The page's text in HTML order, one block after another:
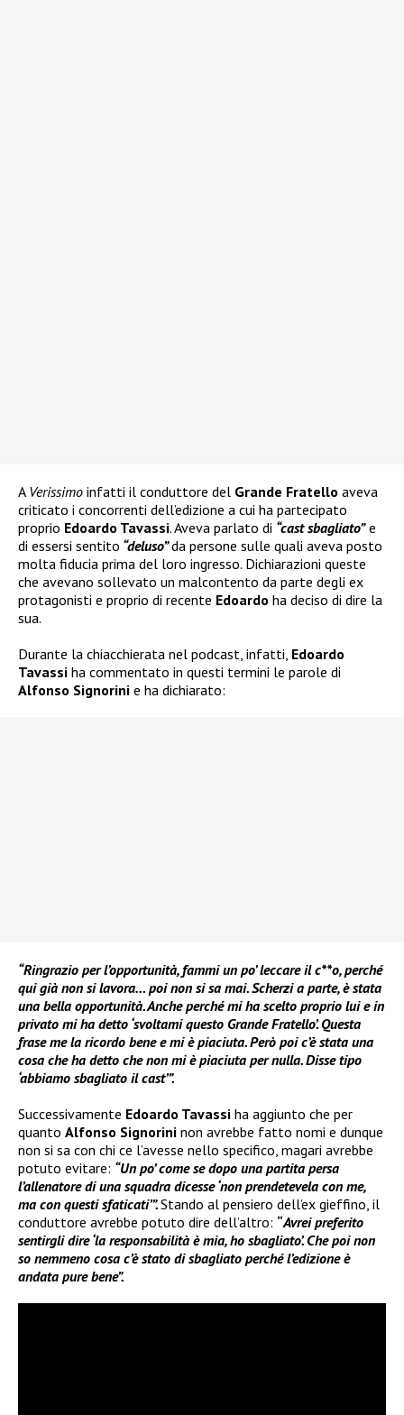
A Verissimo infatti il conduttore del Grande Fratello aveva
criticato i concorrenti dell’edizione a cui ha partecipato
proprio Edoardo Tavassi. Aveva parlato di “cast sbagliato”e
di essersi sentito “deluso”da persone sulle quali aveva posto
molta fiducia prima del loro ingresso. Dichiarazioni queste
che avevano sollevato un malcontento da parte degli ex
protagonisti e proprio di recente Edoardo ha deciso di dire la
sua.
Durante la chiacchierata nel podcast, infatti, Edoardo
Tavassi ha commentato in questi termini le parole di
Alfonso Signorini e ha dichiarato:
“Ringrazio per l’opportunità, fammi un po’ leccare il c**o, perché
qui già non si lavora… poi non si sa mai. Scherzi a parte, è stata
una bella opportunità. Anche perché mi ha scelto proprio lui e in
privato mi ha detto ‘svoltami questo Grande Fratello’. Questa
frase me la ricordo bene e mi è piaciuta. Però poi c’è stata una
cosa che ha detto che non mi è piaciuta per nulla. Disse tipo
‘abbiamo sbagliato il cast’”.
Successivamente Edoardo Tavassi ha aggiunto che per
quanto Alfonso Signorini non avrebbe fatto nomi e dunque
non si sa con chi ce l’avesse nello specifico, magari avrebbe
potuto evitare: “Un po’ come se dopo una partita persa
l’allenatore di una squadra dicesse ‘non prendetevela con me,
ma con questi sfaticati’”.Stando al pensiero dell’ex gieffino, il
conduttore avrebbe potuto dire dell’altro: “Avrei preferito
sentirgli dire ‘la responsabilità è mia, ho sbagliato’. Che poi non
so nemmeno cosa c’è stato di sbagliato perché l’edizione è
andata pure bene”.